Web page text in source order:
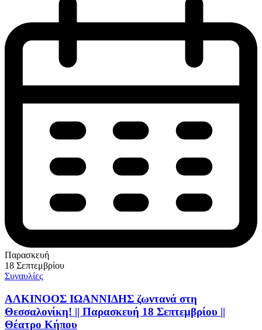
Παρασκευή
18 Σεπτεμβρίου
Συναυλίες
ΑΛΚΙΝΟΟΣ ΙΩΑΝΝΙΔΗΣ ζωντανά στη
Θεσσαλονίκη! || Παρασκευή 18 Σεπτεμβρίου ||
Θέατρο Κήπου